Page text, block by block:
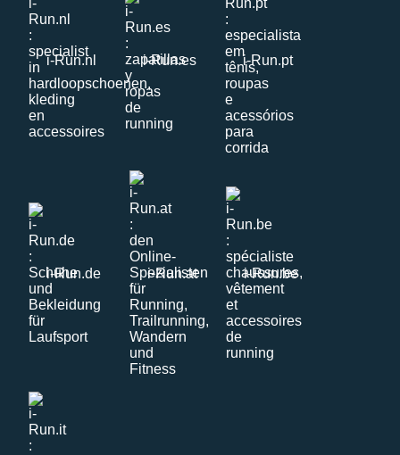
i-Run.nl i-Run.es i-Run.pt
i-Run.de i-Run.at i-Run.be